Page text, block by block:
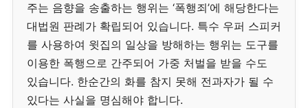
주는 음향을 송출하는 행위는 ‘폭행죄’에 해당한다는
대법원 판례가 확립되어 있습니다. 특수 우퍼 스피커
를 사용하여 윗집의 일상을 방해하는 행위는 도구를
이용한 폭행으로 간주되어 가중 처벌을 받을 수도
있습니다. 한순간의 화를 참지 못해 전과자가 될 수
있다는 사실을 명심해야 합니다.